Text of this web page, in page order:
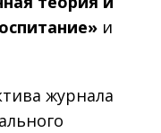
и
журнала